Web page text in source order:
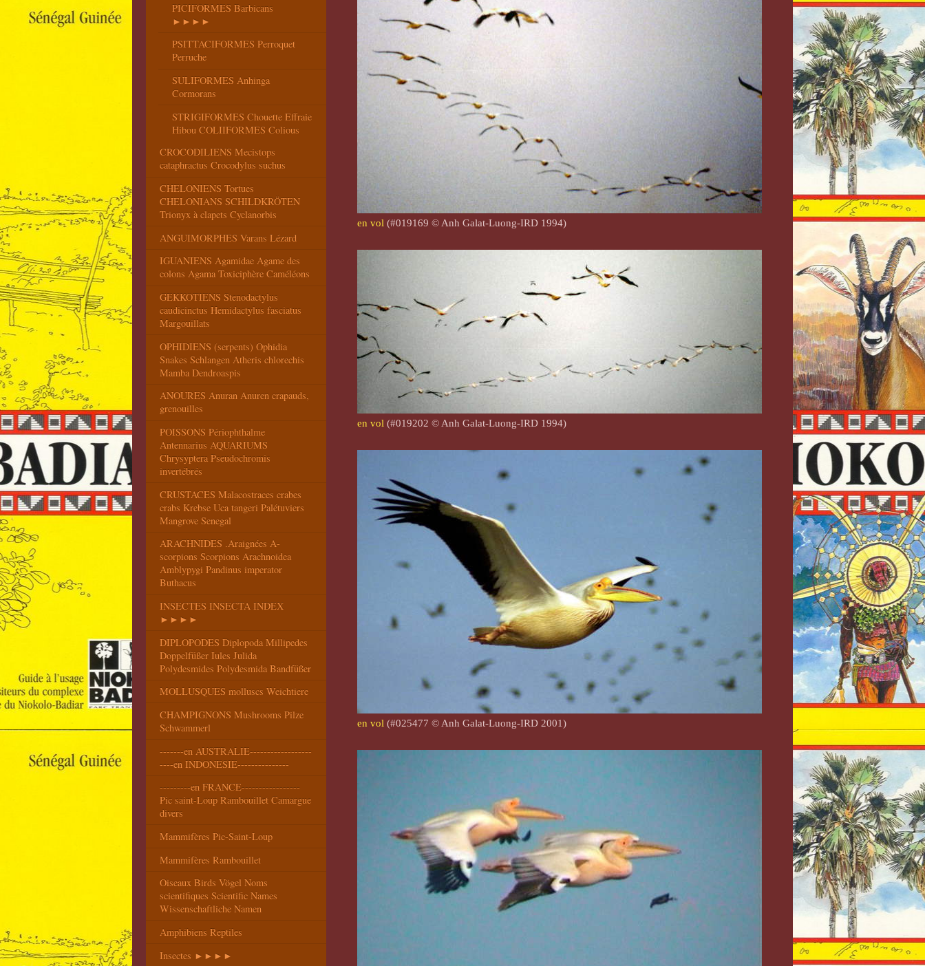
en vol(#019169 © Anh Galat-Luong-IRD 1994)
en vol(#019202 © Anh Galat-Luong-IRD 1994)
en vol(#025477 © Anh Galat-Luong-IRD 2001)
PICIFORMES Barbicans
►►►►
PSITTACIFORMES Perroquet
Perruche
SULIFORMES Anhinga
Cormorans
STRIGIFORMES Chouette Effraie
Hibou COLIIFORMES Colious
CROCODILIENS Mecistops
cataphractus Crocodylus suchus
CHELONIENS Tortues
CHELONIANS SCHILDKRÖTEN
Trionyx à clapets Cyclanorbis
ANGUIMORPHES Varans Lézard
IGUANIENS Agamidae Agame des
colons Agama Toxiciphère Caméléons
GEKKOTIENS Stenodactylus
caudicinctus Hemidactylus fasciatus
Margouillats
OPHIDIENS (serpents) Ophidia
Snakes Schlangen Atheris chlorechis
Mamba Dendroaspis
ANOURES Anuran Anuren crapauds,
grenouilles
POISSONS Périophthalme
Antennarius AQUARIUMS
Chrysyptera Pseudochromis
invertébrés
CRUSTACES Malacostraces crabes
crabs Krebse Uca tangeri Palétuviers
Mangrove Senegal
ARACHNIDES .Araignées A-
scorpions Scorpions Arachnoidea
Amblypygi Pandinus imperator
Buthacus
INSECTES INSECTA INDEX
►►►►
DIPLOPODES Diplopoda Millipedes
Doppelfüßer Iules Julida
Polydesmides Polydesmida Bandfüßer
MOLLUSQUES molluscs Weichtiere
CHAMPIGNONS Mushrooms Pilze
Schwammerl
-------en AUSTRALIE------------------
----en INDONESIE---------------
---------en FRANCE-----------------
Pic saint-Loup Rambouillet Camargue
divers
Mammifères Pic-Saint-Loup
Mammifères Rambouillet
Oiseaux Birds Vögel Noms
scientifiques Scientific Names
Wissenschaftliche Namen
Amphibiens Reptiles
Insectes ►►►►